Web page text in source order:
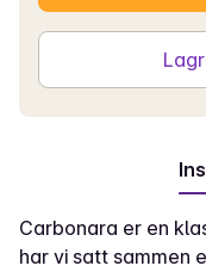
Carbonara er en
har vi satt sammen